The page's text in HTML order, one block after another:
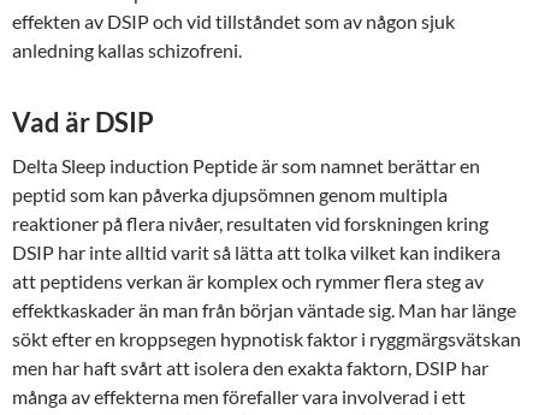
effekten av DSIP och vid tillståndet som av någon sjuk
anledning kallas schizofreni.
Vad är DSIP
Delta Sleep induction Peptide är som namnet berättar en
peptid som kan påverka djupsömnen genom multipla
reaktioner på flera nivåer, resultaten vid forskningen kring
DSIP har inte alltid varit så lätta att tolka vilket kan indikera
att peptidens verkan är komplex och rymmer flera steg av
effektkaskader än man från början väntade sig. Man har länge
sökt efter en kroppsegen hypnotisk faktor i ryggmärgsvätskan
men har haft svårt att isolera den exakta faktorn, DSIP har
många av effekterna men förefaller vara involverad i ett